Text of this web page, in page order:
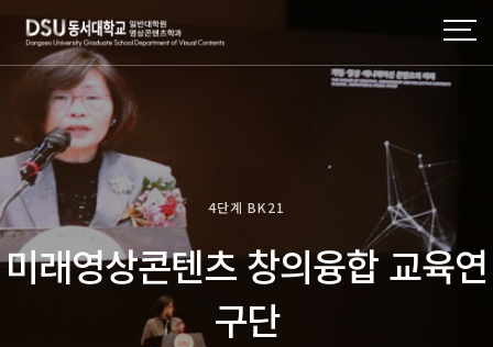
4단계 BK21
미래영상콘텐츠 창의융합 교육연
구단